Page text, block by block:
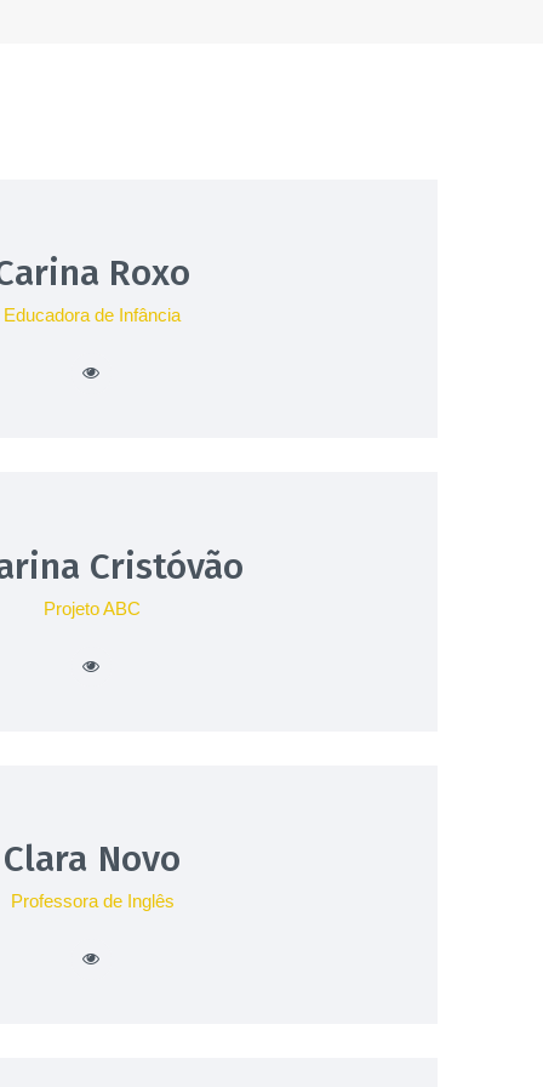
Roxo
Educadora de Infância
Cristóvão
Projeto ABC
Clara Novo
Professora de Inglês